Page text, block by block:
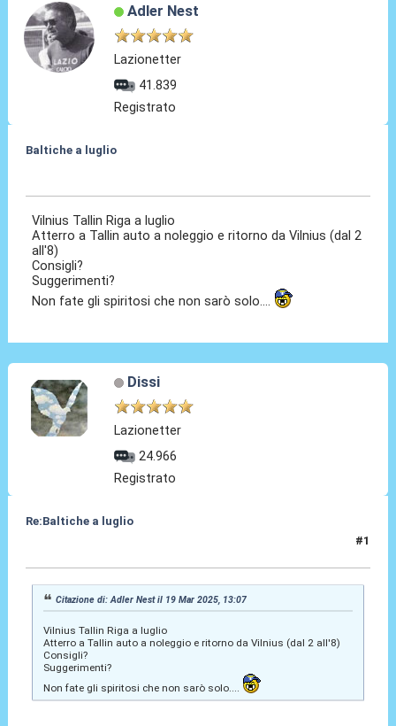
Adler Nest
Lazionetter
41.839
Registrato
Baltiche a luglio
Vilnius Tallin Riga a luglio
Atterro a Tallin auto a noleggio e ritorno da Vilnius (dal 2
all'8)
Consigli?
Suggerimenti?
Non fate gli spiritosi che non sarò solo....
Dissi
Lazionetter
24.966
Registrato
Re:Baltiche a luglio
#1
Citazione di: Adler Nest il 19 Mar 2025, 13:07
Vilnius Tallin Riga a luglio
Atterro a Tallin auto a noleggio e ritorno da Vilnius (dal 2 all'8)
Consigli?
Suggerimenti?
Non fate gli spiritosi che non sarò solo....